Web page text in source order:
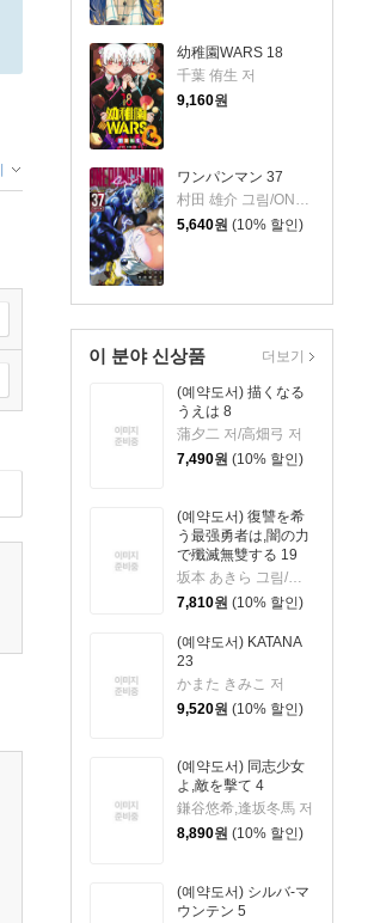
幼稚園WARS 18
千葉 侑生 저
9,160원
ワンパンマン 37
5,640원 (10% 할인)
이 분야 신상품
(예약도서) 描くなる
うえは 8
蒲夕二 저/高畑弓 저
7,490원 (10% 할인)
(예약도서) 復讐を希
う最强勇者は,闇の力
で殲滅無雙する 19
坂本 あきら 그림/斧名田 マニマニ 저
7,810원 (10% 할인)
(예약도서) KATANA
23
かまた きみこ 저
9,520원 (10% 할인)
(예약도서) 同志少女
よ,敵を擊て 4
鎌谷悠希,逢坂冬馬 저
8,890원 (10% 할인)
(예약도서) シルバ-マ
ウンテン 5
더보기